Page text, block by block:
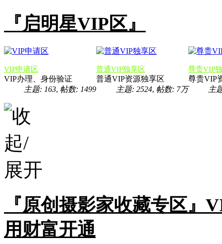
『启明星VIP区』
VIP申请区
VIP办理、身份验证
主题: 163, 帖数: 1499
普通VIP独享区
普通VIP资源独享区
主题: 2524, 帖数: 7万
尊贵VIP
尊贵VIP
主
『原创摄影家收藏专区』
用财富开通